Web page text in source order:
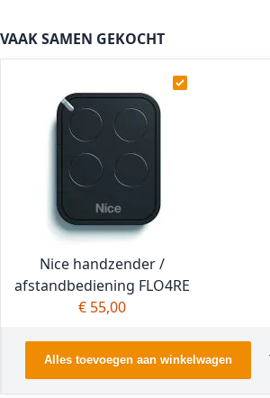
VAAK SAMEN GEKOCHT
Nice handzender /
afstandbediening FLO4RE
€ 55,00
Alles toevoegen aan winkelwagen